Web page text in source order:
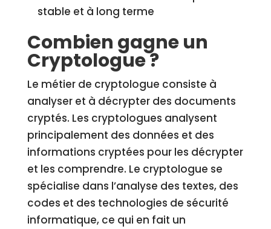
stable et à long terme
Combien gagne un
Cryptologue ?
Le métier de cryptologue consiste à
analyser et à décrypter des documents
cryptés. Les cryptologues analysent
principalement des données et des
informations cryptées pour les décrypter
et les comprendre. Le cryptologue se
spécialise dans l’analyse des textes, des
codes et des technologies de sécurité
informatique, ce qui en fait un